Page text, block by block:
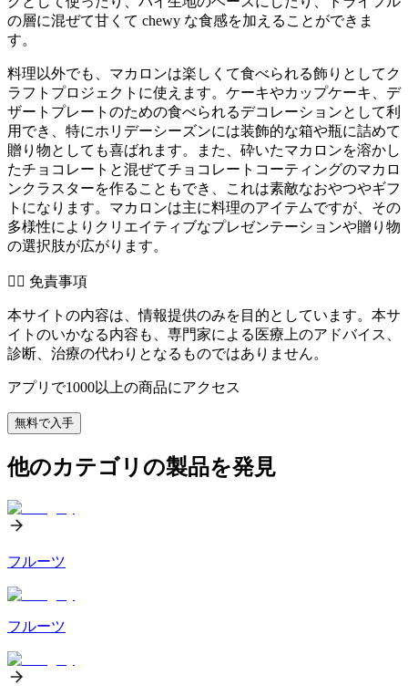
の層に混ぜて甘くて chewy な食感を加えることができま
す。
料理以外でも、マカロンは楽しくて食べられる飾りとしてク
ラフトプロジェクトに使えます。ケーキやカップケーキ、デ
ザートプレートのための食べられるデコレーションとして利
用でき、特にホリデーシーズンには装飾的な箱や瓶に詰めて
贈り物としても喜ばれます。また、砕いたマカロンを溶かし
たチョコレートと混ぜてチョコレートコーティングのマカロ
ンクラスターを作ることもでき、これは素敵なおやつやギフ
トになります。マカロンは主に料理のアイテムですが、その
多様性によりクリエイティブなプレゼンテーションや贈り物
の選択肢が広がります。
👨‍⚕️️ 免責事項
本サイトの内容は、情報提供のみを目的としています。本サ
イトのいかなる内容も、専門家による医療上のアドバイス、
診断、治療の代わりとなるものではありません。
アプリで1000以上の商品にアクセス
無料で入手
他のカテゴリの製品を発見
フルーツ
フルーツ